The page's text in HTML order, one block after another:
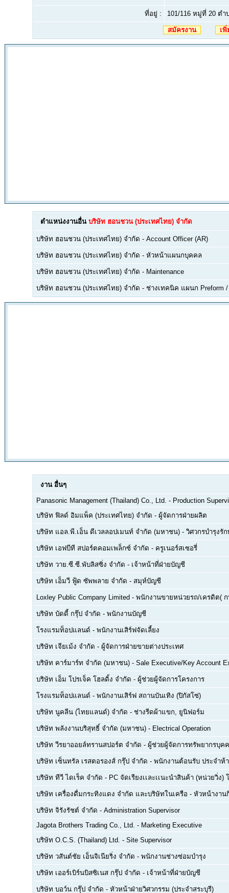
ที่อยู่ : 101/116 หมู่ที่ 20 ต
สมัครงาน เ
ตำแหน่งงานอื่น บริษัท ฮอนชวน (ประเทศไทย) จำกัด
บริษัท ฮอนชวน (ประเทศไทย) จำกัด - Account Officer (AR)
บริษัท ฮอนชวน (ประเทศไทย) จำกัด - หัวหน้าแผนกบุคคล
บริษัท ฮอนชวน (ประเทศไทย) จำกัด - Maintenance
บริษัท ฮอนชวน (ประเทศไทย) จำกัด - ช่างเทคนิค แผนก Preform
งาน อื่นๆ
Panasonic Management (Thailand) Co., Ltd. - Production
บริษัท ฟิลด์ อิมแพ็ค (ประเทศไทย) จำกัด - ผู้จัดการฝ่ายผลิต
บริษัท แอล.พี.เอ็น ดีเวลลอปเมนท์ จำกัด (มหาชน) - วิศวกรบำรุงรั
บริษัท เอฟบีที สปอร์ตคอมเพล็กซ์ จำกัด - ครูเนอร์สเซอรี่
บริษัท วาย.ซี.ซี.พับลิสซิ่ง จำกัด - เจ้าหน้าที่ฝ่ายบัญชี
บริษัท เอ็มวี ฟู้ด ซัพพลาย จำกัด - สมุห์บัญชี
Loxley Public Company Limited - พนักงานขายหน่วยรถ/เครดิต(
บริษัท บัดดี้ กรุ๊ป จำกัด - พนักงานบัญชี
โรงแรมท็อปแลนด์ - พนักงานเสิร์ฟจัดเลี้ยง
บริษัท เจียเม้ง จำกัด - ผู้จัดการฝ่ายขายต่างประเทศ
บริษัท คาร์มาร์ท จำกัด (มหาชน) - Sale Executive/Key Account
บริษัท เอ็ม โปรเจ็ค โฮลดิ้ง จำกัด - ผู้ช่วยผู้จัดการโครงการ
โรงแรมท็อปแลนด์ - พนักงานเสิร์ฟ สถานบันเทิง (ปิกัสโซ่)
บริษัท นูคลีน (ไทยแลนด์) จำกัด - ช่างรีดผ้าแขก, ยูนิฟอร์ม
บริษัท พลังงานบริสุทธิ์ จำกัด (มหาชน) - Electrical Operation
บริษัท วีรยาออยล์ทรานสปอร์ต จำกัด - ผู้ช่วยผู้จัดการทรัพยากรบุค
บริษัท เซ็นทรัล เรสตอรองส์ กรุ๊ป จำกัด - พนักงานต้อนรับ ประจำห้
บริษัท ทีวี ไดเร็ค จำกัด - PC จัดเรียงเเละเเนะนำสินค้า (หน่วยวิ่ง
บริษัท เครื่องดื่มกระทิงแดง จำกัด และบริษัทในเครือ - หัวหน้างาน
บริษัท จิรังรัชต์ จำกัด - Administration Supervisor
Jagota Brothers Trading Co., Ltd. - Marketing Executive
บริษัท O.C.S. (Thailand) Ltd. - Site Supervisor
บริษัท วสันต์ชัย เอ็นจิเนียริ่ง จำกัด - พนักงานช่างซ่อมบำรุง
บริษัท เออร์เบิร์นบิสซิเนส กรุ๊ป จำกัด - เจ้าหน้าที่ฝ่ายบัญชี
บริษัท บอว์น กรุ๊ป จำกัด - หัวหน้าฝ่ายวิศวกรรม (ประจำสระบุรี)